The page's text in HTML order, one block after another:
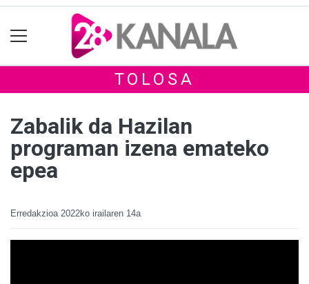
TOLOSA
Zabalik da Hazilan
programan izena emateko
epea
Erredakzioa 2022ko irailaren 14a